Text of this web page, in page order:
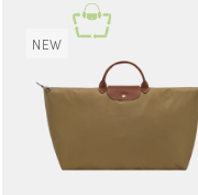
NEW